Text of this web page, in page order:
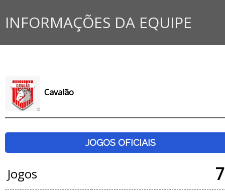
INFORMAÇÕES DA EQUIPE
Cavalão
JOGOS OFICIAIS
Jogos